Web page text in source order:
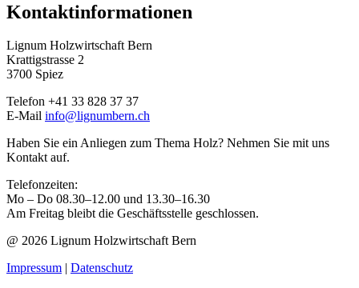
Kontaktinformationen
Lignum Holzwirtschaft Bern
Krattigstrasse 2
3700 Spiez
Telefon +41 33 828 37 37
E-Mail info@lignumbern.ch
Haben Sie ein Anliegen zum Thema Holz? Nehmen Sie mit uns
Kontakt auf.
Telefonzeiten:
Mo – Do 08.30–12.00 und 13.30–16.30
Am Freitag bleibt die Geschäftsstelle geschlossen.
@ 2026 Lignum Holzwirtschaft Bern
Impressum | Datenschutz